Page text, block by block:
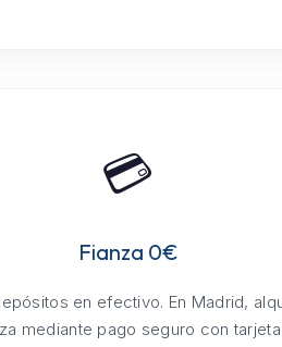
💳
Fianza 0€
en efectivo. En Madrid,
mediante pago seguro con